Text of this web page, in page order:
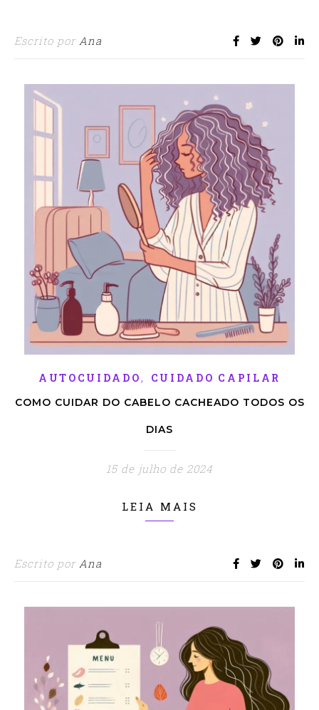
Escrito por Ana
AUTOCUIDADO , CUIDADO CAPILAR
COMO CUIDAR DO CABELO CACHEADO TODOS OS
DIAS
15 de julho de 2024
LEIA MAIS
Escrito por Ana